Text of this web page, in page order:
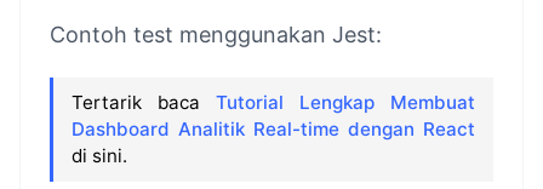
Contoh test menggunakan Jest:
Tertarik baca Tutorial Lengkap Membuat
Dashboard Analitik Real-time dengan React
di sini.